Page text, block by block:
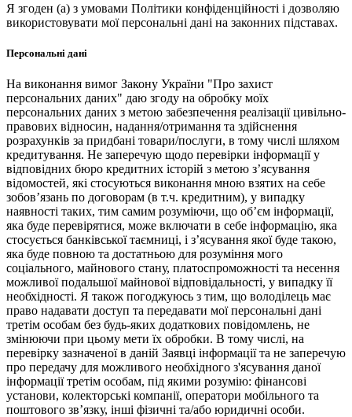
Я згоден (а) з умовами Політики конфіденційності і дозволяю
використовувати мої персональні дані на законних підставах.
Персональні дані
На виконання вимог Закону України "Про захист
персональних даних" даю згоду на обробку моїх
персональних даних з метою забезпечення реалізації цивільно-
правових відносин, надання/отримання та здійснення
розрахунків за придбані товари/послуги, в тому числі шляхом
кредитування. Не заперечую щодо перевірки інформації у
відповідних бюро кредитних історій з метою з’ясування
відомостей, які стосуються виконання мною взятих на себе
зобов’язань по договорам (в т.ч. кредитним), у випадку
наявності таких, тим самим розуміючи, що об’єм інформації,
яка буде перевірятися, може включати в себе інформацію, яка
стосується банківської таємниці, і з’ясування якої буде такою,
яка буде повною та достатньою для розуміння мого
соціального, майнового стану, платоспроможності та несення
можливої подальшої майнової відповідальності, у випадку її
необхідності. Я також погоджуюсь з тим, що володілець має
право надавати доступ та передавати мої персональні дані
третім особам без будь-яких додаткових повідомлень, не
змінюючи при цьому мети їх обробки. В тому числі, на
перевірку зазначеної в даній Заявці інформації та не заперечую
про передачу для можливого необхідного з'ясування даної
інформації третім особам, під якими розумію: фінансові
установи, колекторські компанії, оператори мобільного та
поштового зв’язку, інші фізичні та/або юридичні особи.